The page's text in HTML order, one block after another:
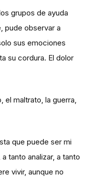
grupos de ayuda
pude observar a
sus emociones
su cordura. El dolor
el maltrato, la guerra,
que puede ser mi
tanto analizar, a tanto
vivir, aunque no